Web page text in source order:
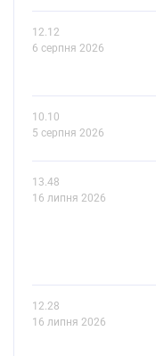
12.12
6 серпня 2026
10.10
5 серпня 2026
13.48
16 липня 2026
12.28
16 липня 2026